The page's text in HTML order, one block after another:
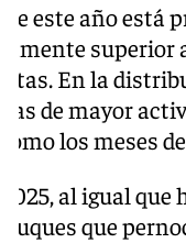
este año está
superior
En la
las de mayor
los meses
2025, al igual
que